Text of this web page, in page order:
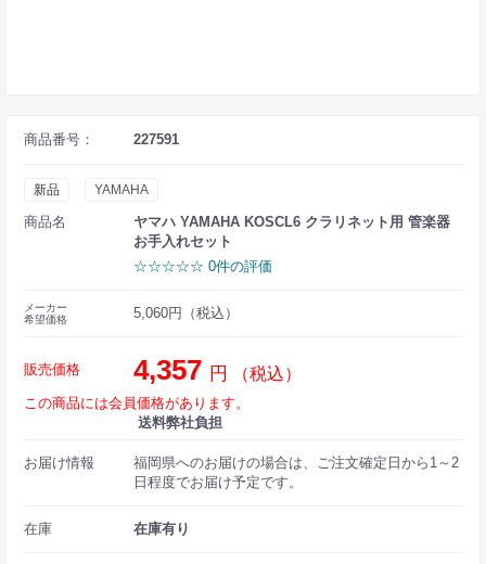
商品番号： 227591
新品 YAMAHA
商品名
ヤマハ YAMAHA KOSCL6 クラリネット用 管楽器
お手入れセット
☆☆☆☆☆ 0件の評価
メーカー
希望価格
5,060円（税込）
販売価格 4,357 円 （税込）
この商品には会員価格があります。
送料弊社負担
お届け情報
福岡県へのお届けの場合は、ご注文確定日から1～2
日程度でお届け予定です。
在庫 在庫有り